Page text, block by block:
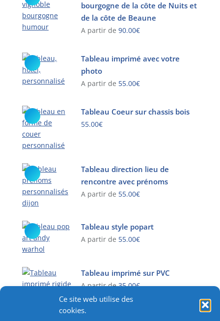
Ce site web utilise des
cookies.
bourgogne de la côte de Nuits et
de la côte de Beaune
A partir de 90.00€
produit
a
plusieurs
variations.
options
peuvent
la
page
du
Tableau imprimé avec votre
photo
A partir de 55.00€
produit
a
options
peuvent
choisies
la
du
Tableau Coeur sur chassis bois
55.00€
plusieurs
variations.
Les
être
choisies
page
du
produit
Tableau direction lieu de
rencontre avec prénoms
A partir de 55.00€
a
plusieurs
options
peuvent
être
choisies
Tableau style popart
A partir de 55.00€
a
plusieurs
variations.
Les
Tableau imprimé sur PVC
A partir de35.00€
Ce
produit